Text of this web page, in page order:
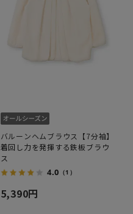
バルーンヘムブラウス【7分袖】
着回し力を発揮する鉄板ブラウ
ス
4.0 （1）
5,390円